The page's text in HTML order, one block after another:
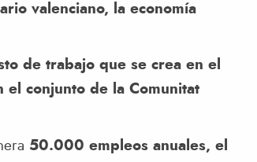
valenciano, la economía
de trabajo que se crea en el
el conjunto de la Comunitat
50.000 empleos anuales, el